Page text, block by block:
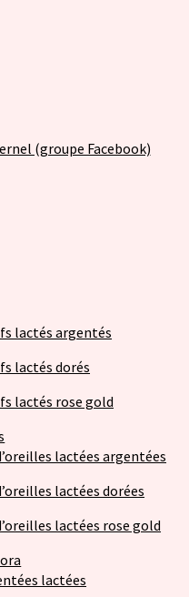
(groupe Facebook)
lactés argentés
lactés dorés
lactés rose gold
lactées argentées
lactées dorées
lactées rose gold
lactées